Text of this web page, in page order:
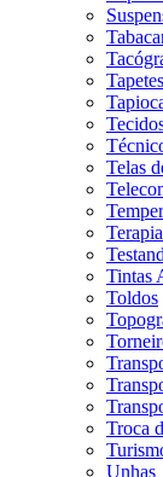
Telas
Terapia
Tintas
Toldos
Troca
Unhas